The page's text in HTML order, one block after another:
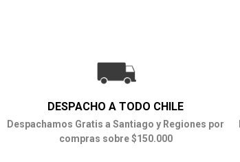
DESPACHO A TODO CHILE
Despachamos Gratis a Santiago y Regiones por
compras sobre $150.000